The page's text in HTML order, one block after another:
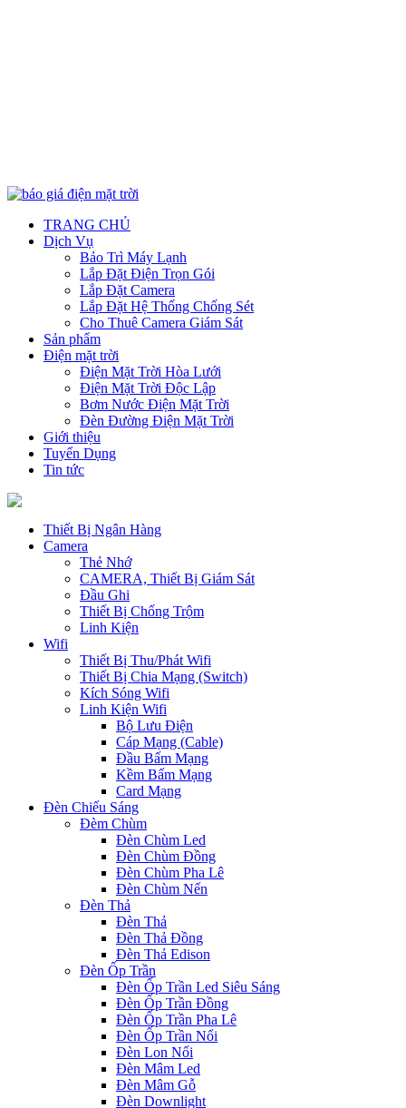
TRANG CHỦ
Dịch Vụ
Bảo Trì Máy Lạnh
Lắp Đặt Điện Trọn Gói
Lắp Đặt Camera
Lắp Đặt Hệ Thống Chống Sét
Cho Thuê Camera Giám Sát
Sản phẩm
Điện mặt trời
Điện Mặt Trời Hòa Lưới
Điện Mặt Trời Độc Lập
Bơm Nước Điện Mặt Trời
Đèn Đường Điện Mặt Trời
Giới thiệu
Tuyển Dụng
Tin tức
Thiết Bị Ngân Hàng
Camera
Thẻ Nhớ
CAMERA, Thiết Bị Giám Sát
Đầu Ghi
Thiết Bị Chống Trộm
Linh Kiện
Wifi
Thiết Bị Thu/Phát Wifi
Thiết Bị Chia Mạng (Switch)
Kích Sóng Wifi
Linh Kiện Wifi
Bộ Lưu Điện
Cáp Mạng (Cable)
Đầu Bấm Mạng
Kềm Bấm Mạng
Card Mạng
Đèn Chiếu Sáng
Đèm Chùm
Đèn Chùm Led
Đèn Chùm Đồng
Đèn Chùm Pha Lê
Đèn Chùm Nến
Đèn Thả
Đèn Thả
Đèn Thả Đồng
Đèn Thả Edison
Đèn Ốp Trần
Đèn Ốp Trần Led Siêu Sáng
Đèn Ốp Trần Đồng
Đèn Ốp Trần Pha Lê
Đèn Ốp Trần Nổi
Đèn Lon Nổi
Đèn Mâm Led
Đèn Mâm Gỗ
Đèn Downlight